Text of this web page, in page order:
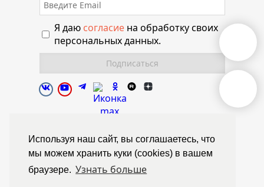
Используя наш сайт, вы соглашаетесь, что
мы можем хранить куки (cookies) в вашем
браузере. Узнать больше
Я даю согласиена обработку своих
персональных данных.
Полиуретановая долина.
© Химтраст,